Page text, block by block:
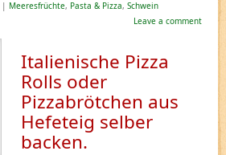
| Meeresfrüchte, Pasta & Pizza, Schwein
Leave a comment
Italienische Pizza
Rolls oder
Pizzabrötchen aus
Hefeteig selber
backen.